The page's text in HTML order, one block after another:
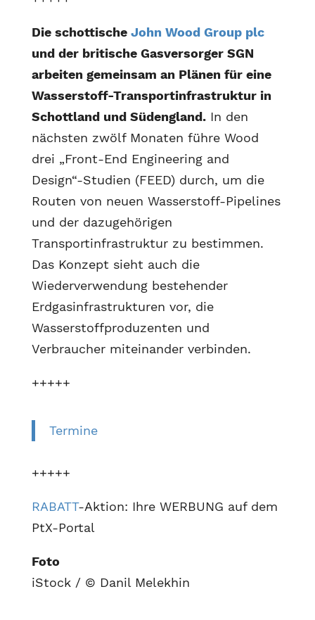
Die schottische John Wood Group plc
und der britische Gasversorger SGN
arbeiten gemeinsam an Plänen für eine
Wasserstoff-Transportinfrastruktur in
Schottland und Südengland.In den
nächsten zwölf Monaten führe Wood
drei „Front-End Engineering and
Design“-Studien (FEED) durch, um die
Routen von neuen Wasserstoff-Pipelines
und der dazugehörigen
Transportinfrastruktur zu bestimmen.
Das Konzept sieht auch die
Wiederverwendung bestehender
Erdgasinfrastrukturen vor, die
Wasserstoffproduzenten und
Verbraucher miteinander verbinden.
+++++
Termine
+++++
RABATT-Aktion: Ihre WERBUNG auf dem
PtX-Portal
Foto
iStock / © Danil Melekhin